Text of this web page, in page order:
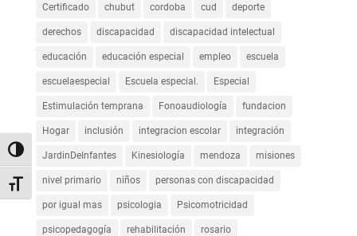
Alternar alto contraste
Alternar tamaño de letra
Certificado chubut cordoba cud deporte
derechos discapacidad discapacidad intelectual
educación educación especial empleo escuela
escuelaespecial Escuela especial. Especial
Estimulación temprana Fonoaudiología fundacion
Hogar inclusión integracion escolar integración
JardinDeInfantes Kinesiología mendoza misiones
nivel primario niños personas con discapacidad
por igual mas psicologia Psicomotricidad
psicopedagogía rehabilitación rosario